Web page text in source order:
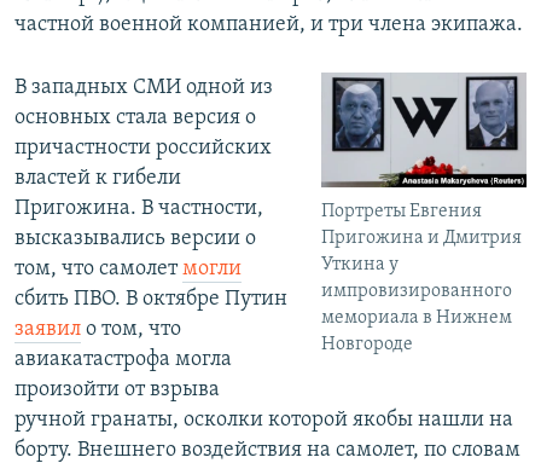
частной военной компанией, и три члена экипажа.
Портреты Евгения
Пригожина и Дмитрия
Уткина у
импровизированного
мемориала в Нижнем
Новгороде
В западных СМИ одной из
основных стала версия о
причастности российских
властей к гибели
Пригожина. В частности,
высказывались версии о
том, что самолетмогли
сбить ПВО. В октябре Путин
заявил о том, что
авиакатастрофа могла
произойти от взрыва
ручной гранаты, осколки которой якобы нашли на
борту. Внешнего воздействия на самолет, по словам